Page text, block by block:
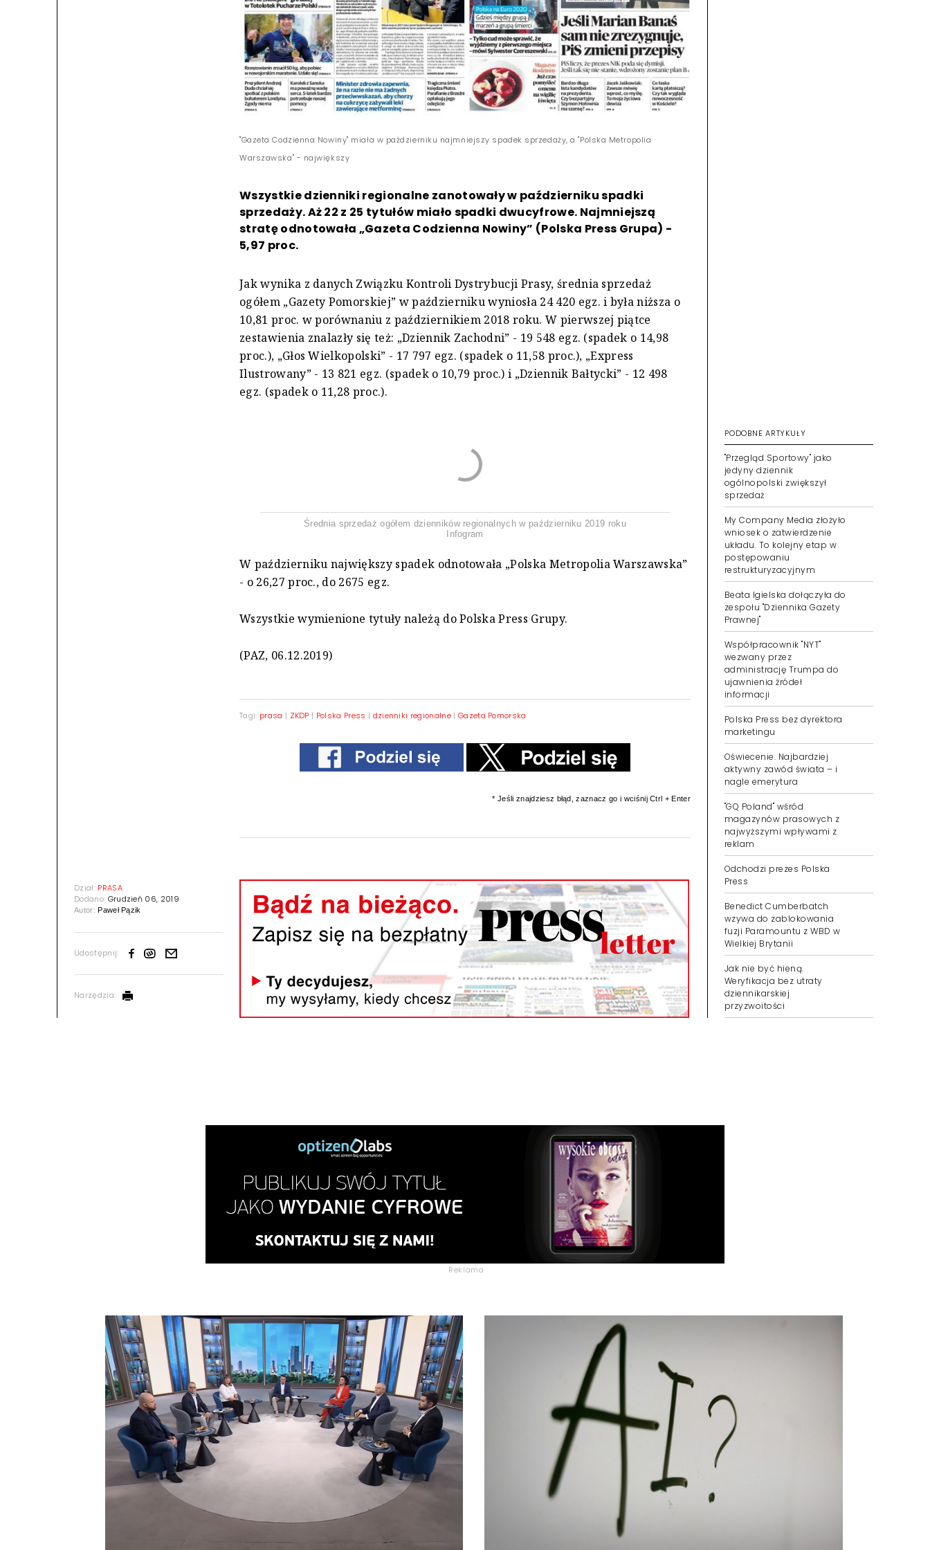
Dział: PRASA
Dodano: Grudzień 06, 2019
Autor:Paweł Pązik
Udostępnij:
Narzędzia:
"Gazeta Codzienna Nowiny" miała w październiku najmniejszy spadek sprzedaży, a "Polska Metropolia
Warszawska" - największy
Wszystkie dzienniki regionalne zanotowały w październiku spadki
sprzedaży. Aż 22 z 25 tytułów miało spadki dwucyfrowe. Najmniejszą
stratę odnotowała „Gazeta Codzienna Nowiny” (Polska Press Grupa) -
5,97 proc.
Jak wynika z danych Związku Kontroli Dystrybucji Prasy, średnia sprzedaż
ogółem „Gazety Pomorskiej” w październiku wyniosła 24 420 egz. i była niższa o
10,81 proc. w porównaniu z październikiem 2018 roku. W pierwszej piątce
zestawienia znalazły się też: „Dziennik Zachodni” - 19 548 egz. (spadek o 14,98
proc.), „Głos Wielkopolski” - 17 797 egz. (spadek o 11,58 proc.), „Express
Ilustrowany” - 13 821 egz. (spadek o 10,79 proc.) i „Dziennik Bałtycki” - 12 498
egz. (spadek o 11,28 proc.).
Średnia sprzedaż ogółem dzienników regionalnych w październiku 2019 roku
Infogram
W październiku największy spadek odnotowała „Polska Metropolia Warszawska”
- o 26,27 proc., do 2675 egz.
Wszystkie wymienione tytuły należą do Polska Press Grupy.
(PAZ, 06.12.2019)
Tagi: prasa | ZKDP | Polska Press | dzienniki regionalne| Gazeta Pomorska
* Jeśli znajdziesz błąd, zaznacz go i wciśnij Ctrl + Enter
PODOBNE ARTYKUŁY
"Przegląd Sportowy" jako
jedyny dziennik
ogólnopolski zwiększył
sprzedaż
My Company Media złożyło
wniosek o zatwierdzenie
układu. To kolejny etap w
postępowaniu
restrukturyzacyjnym
Beata Igielska dołączyła do
zespołu "Dziennika Gazety
Prawnej"
Współpracownik "NYT"
wezwany przez
administrację Trumpa do
ujawnienia źródeł
informacji
Polska Press bez dyrektora
marketingu
Oświecenie. Najbardziej
aktywny zawód świata – i
nagle emerytura
"GQ Poland" wśród
magazynów prasowych z
najwyższymi wpływami z
reklam
Odchodzi prezes Polska
Press
Benedict Cumberbatch
wzywa do zablokowania
fuzji Paramountu z WBD w
Wielkiej Brytanii
Jak nie być hieną.
Weryfikacja bez utraty
dziennikarskiej
przyzwoitości
Reklama